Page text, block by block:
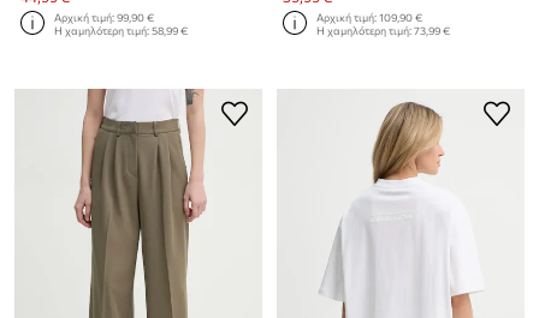
Αρχική τιμή:99,90 €
Η χαμηλότερη τιμή:58,99 €
Αρχική τιμή:109,90 €
Η χαμηλότερη τιμή:73,99 €